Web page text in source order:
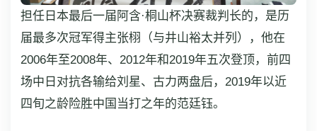
担任日本最后一届阿含·桐山杯决赛裁判长的，是历
届最多次冠军得主张栩（与井山裕太并列），他在
2006年至2008年、2012年和2019年五次登顶，前四
场中日对抗各输给刘星、古力两盘后，2019年以近
四旬之龄险胜中国当打之年的范廷钰。